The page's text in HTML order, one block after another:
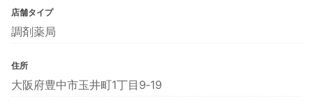
店舗タイプ
調剤薬局
住所
大阪府豊中市玉井町1丁目9‐19